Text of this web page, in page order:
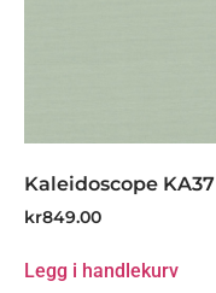
Kaleidoscope KA37
kr849.00
Legg i handlekurv